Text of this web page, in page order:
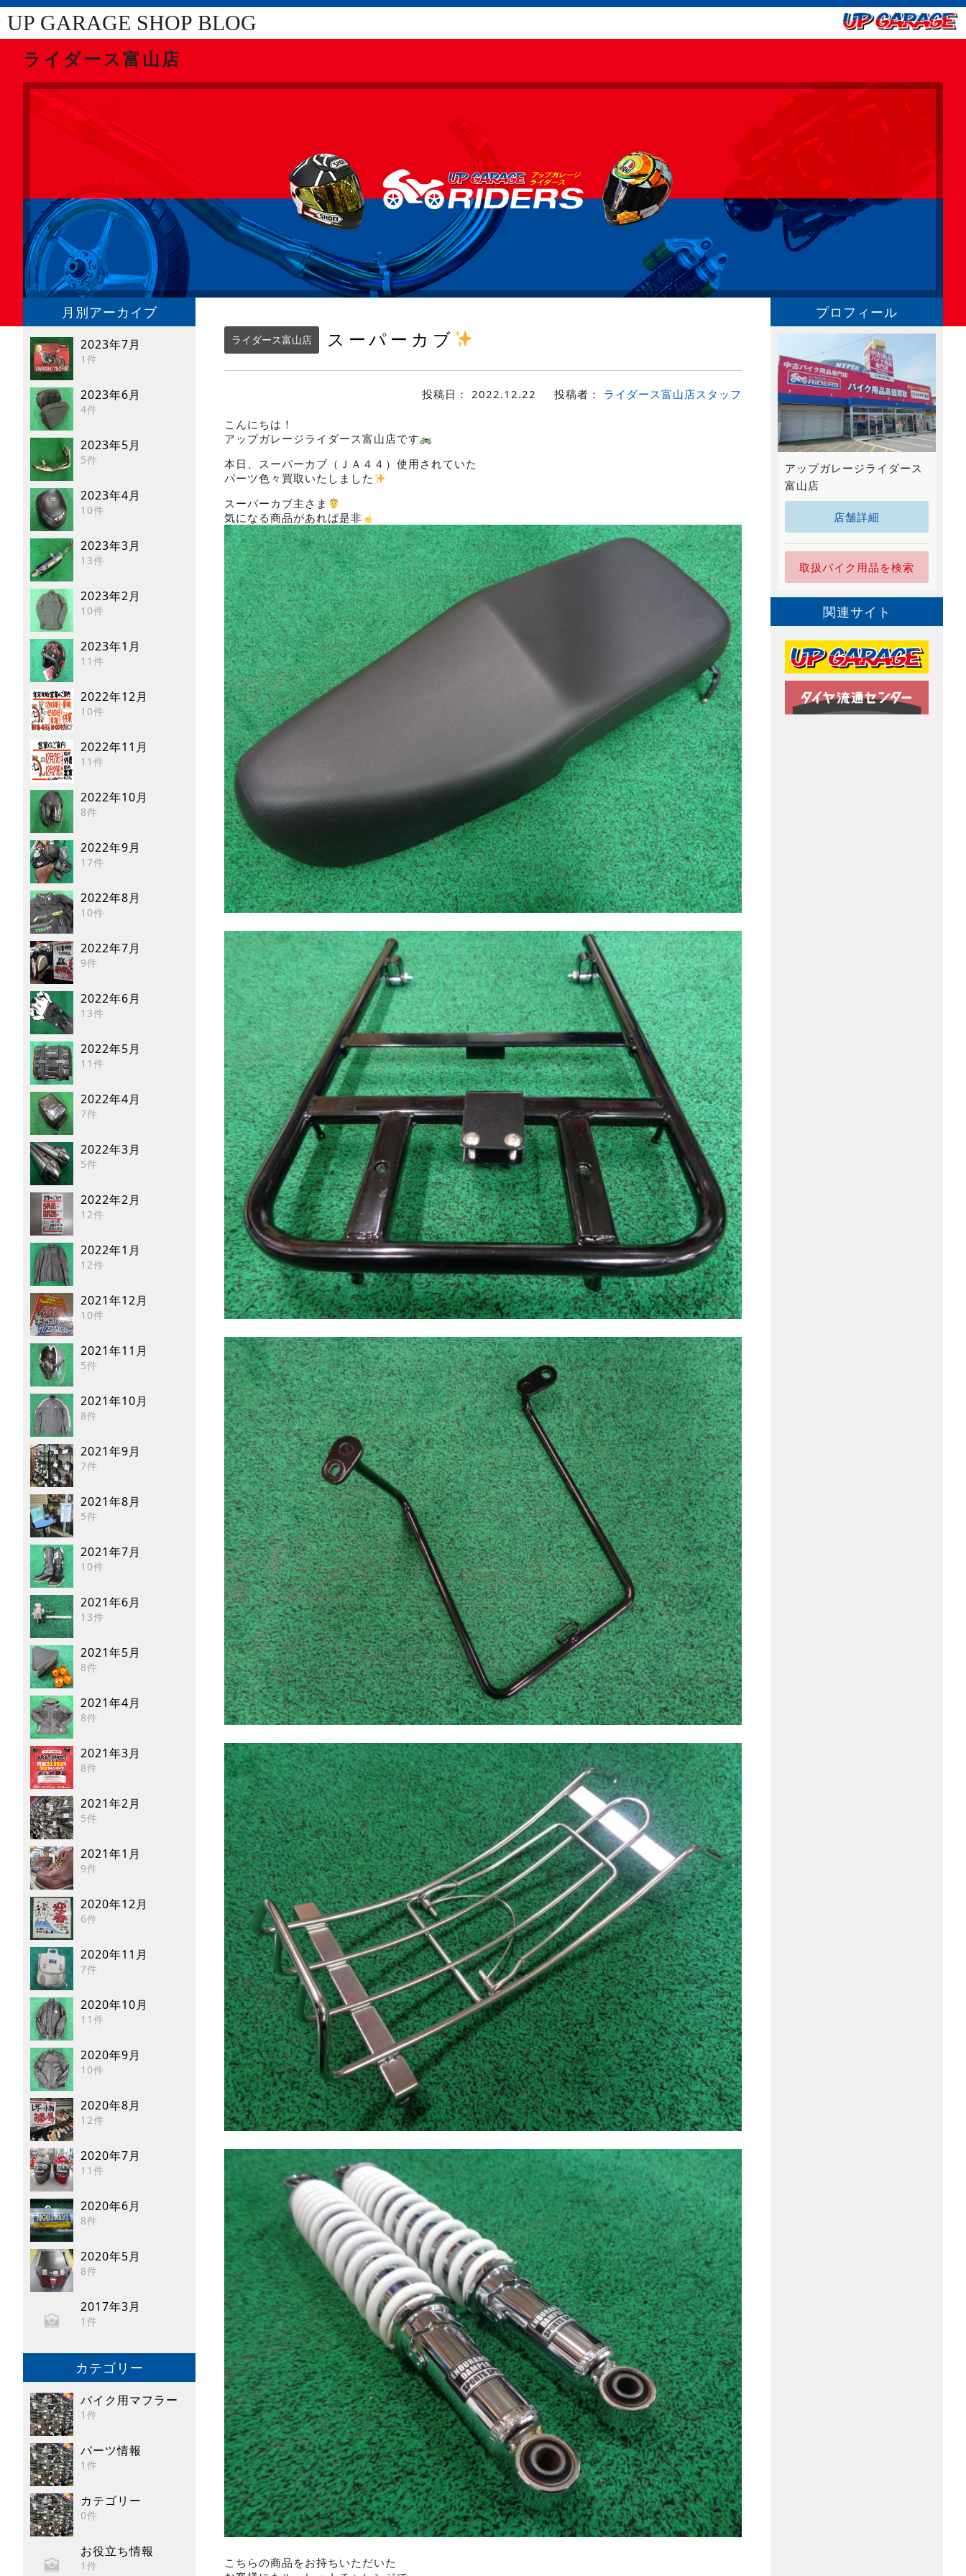
UP GARAGE SHOP BLOG
ライダース富山店
月別アーカイブ
2023年7月
1件
2023年6月
4件
2023年5月
5件
2023年4月
10件
2023年3月
13件
2023年2月
10件
2023年1月
11件
2022年12月
10件
2022年11月
11件
2022年10月
8件
2022年9月
17件
2022年8月
10件
2022年7月
9件
2022年6月
13件
2022年5月
11件
2022年4月
7件
2022年3月
5件
2022年2月
12件
2022年1月
12件
2021年12月
10件
2021年11月
5件
2021年10月
8件
2021年9月
7件
2021年8月
5件
2021年7月
10件
2021年6月
13件
2021年5月
8件
2021年4月
8件
2021年3月
8件
2021年2月
5件
2021年1月
9件
2020年12月
6件
2020年11月
7件
2020年10月
11件
2020年9月
10件
2020年8月
12件
2020年7月
11件
2020年6月
8件
2020年5月
8件
2017年3月
1件
カテゴリー
バイク用マフラー
1件
パーツ情報
1件
カテゴリー
0件
お役立ち情報
1件
ライダース富山店 スーパーカブ
投稿日： 2022.12.22 投稿者： ライダース富山店スタッフ
こんにちは！
アップガレージライダース富山店です
本日、スーパーカブ（ＪＡ４４）使用されていた
パーツ色々買取いたしました
スーパーカブ主さま
気になる商品があれば是非
こちらの商品をお持ちいただいた
プロフィール
アップガレージライダース
富山店
店舗詳細
取扱バイク用品を検索
関連サイト